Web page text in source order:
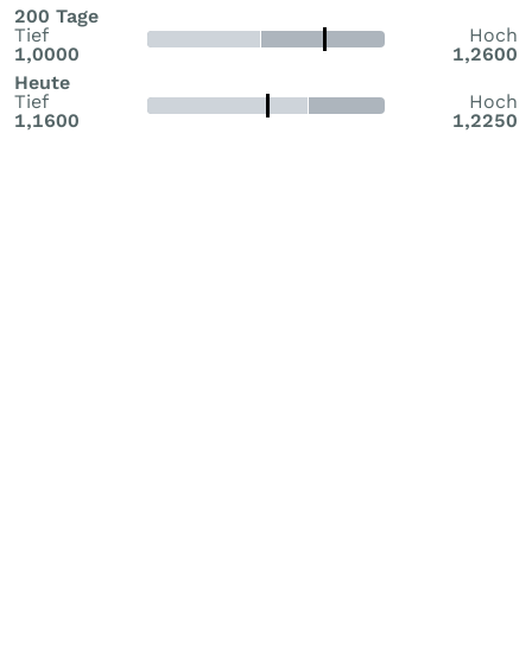
200 Tage
Tief
1,0000
Hoch
1,2600
Heute
Tief
1,1600
Hoch
1,2250